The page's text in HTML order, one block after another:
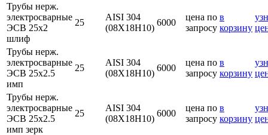
Трубы нерж.
электросварные
ЭСВ 25х2
шлиф
25
AISI 304
(08Х18Н10)
6000
цена по
запросу
в
корзину
Трубы нерж.
электросварные
ЭСВ 25х2.5
имп
25
AISI 304
(08Х18Н10)
6000
цена по
запросу
в
корзину
Трубы нерж.
электросварные
ЭСВ 25х2.5
имп зерк
25
AISI 304
(08Х18Н10)
6000
цена по
запросу
в
корзину